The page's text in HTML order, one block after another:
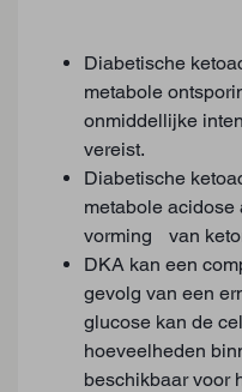
Diabetische
metabole
onmiddellijke
vereist.
Diabetische
metabole
vorming van
DKA kan een
gevolg van een
glucose kan de
hoeveelheden
beschikbaar voor